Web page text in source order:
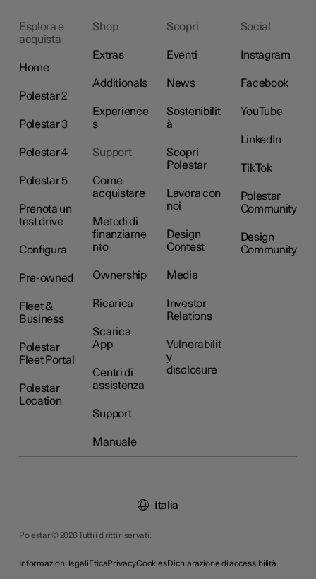
Esplora e
acquista
Home
Polestar 2
Polestar 3
Polestar 4
Polestar 5
Prenota un
test drive
Configura
Pre-owned
Fleet &
Business
Polestar
Fleet Portal
Polestar
Location
Shop
Extras
Additionals
Experience
s
Support
Come
acquistare
Metodi di
finanziame
nto
Ownership
Ricarica
Scarica
App
Centri di
assistenza
Support
Manuale
Scopri
Eventi
News
Sostenibilit
à
Scopri
Polestar
Lavora con
noi
Design
Contest
Media
Investor
Relations
Vulnerabilit
y
disclosure
Social
Instagram
Facebook
YouTube
LinkedIn
TikTok
Polestar
Community
Design
Community
Polestar © 2026 Tutti i diritti riservati.
Informazioni legali EticaPrivacyCookiesDichiarazione di accessibilità
Italia